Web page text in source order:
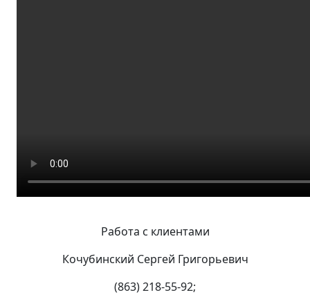
Работа с клиентами
Кочубинский Сергей Григорьевич
(863) 218-55-92;